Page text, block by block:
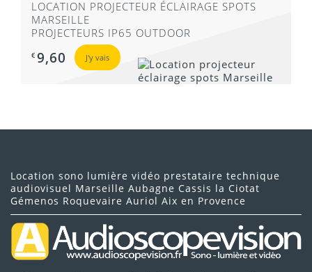
LOCATION PROJECTEUR ÉCLAIRAGE SPOTS
MARSEILLE
PROJECTEURS IP65 OUTDOOR
€ 9,60 J'y vais
Location sono lumière vidéo prestataire technique
audiovisuel Marseille Aubagne Cassis la Ciotat
Gémenos Roquevaire Auriol Aix en Provence